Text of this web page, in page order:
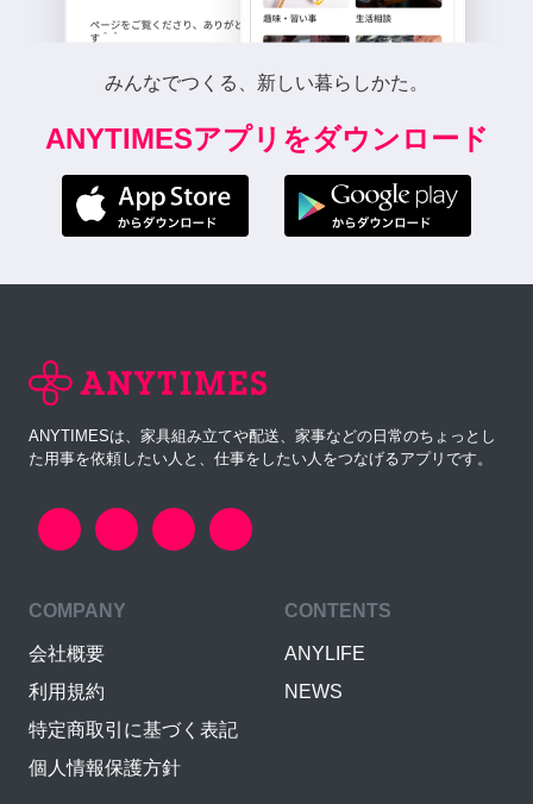
みんなでつくる、新しい暮らしかた。
ANYTIMESアプリをダウンロード
ANYTIMESは、家具組み立てや配送、家事などの日常のちょっとし
た用事を依頼したい人と、仕事をしたい人をつなげるアプリです。
COMPANY
会社概要
利用規約
特定商取引に基づく表記
個人情報保護方針
CONTENTS
ANYLIFE
NEWS